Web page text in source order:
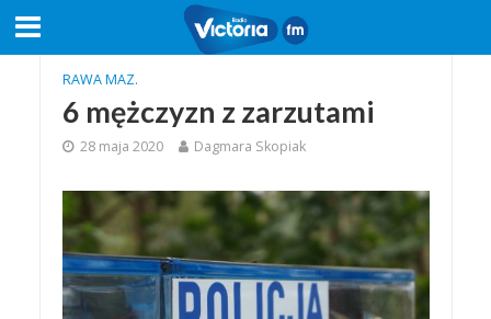
RAWA MAZ.
6 mężczyzn z zarzutami
28 maja 2020 Dagmara Skopiak